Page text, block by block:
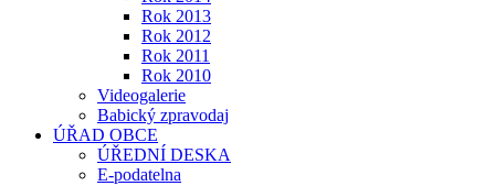
Rok 2013
Rok 2012
Rok 2011
Rok 2010
Videogalerie
Babický zpravodaj
ÚŘAD OBCE
ÚŘEDNÍ DESKA
E-podatelna